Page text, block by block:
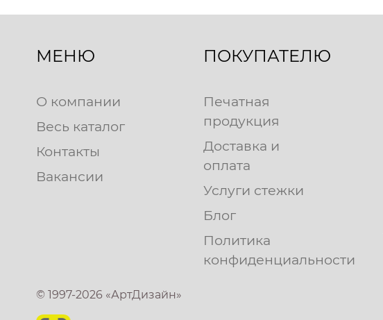
МЕНЮ
О компании
Весь каталог
Контакты
Вакансии
ПОКУПАТЕЛЮ
Печатная
продукция
Доставка и
оплата
Услуги стежки
Блог
Политика
конфиденциальности
© 1997-2026 «АртДизайн»